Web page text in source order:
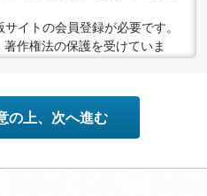
イトの会員登録が必要です。
作権法の保護を受けていま
でご利用ください。
については、事前の告知なく
あらかじめご了承ください
の上、次へ進む